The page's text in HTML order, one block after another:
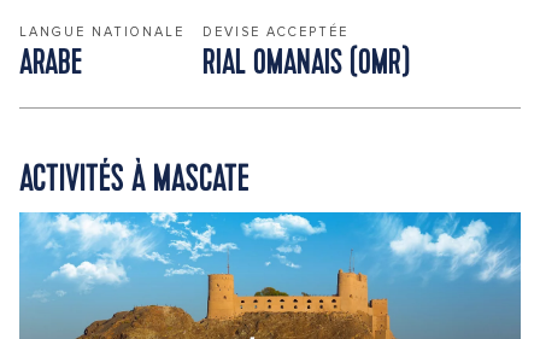
LANGUE NATIONALE
ARABE
DEVISE ACCEPTÉE
RIAL OMANAIS (OMR)
ACTIVITÉS À MASCATE